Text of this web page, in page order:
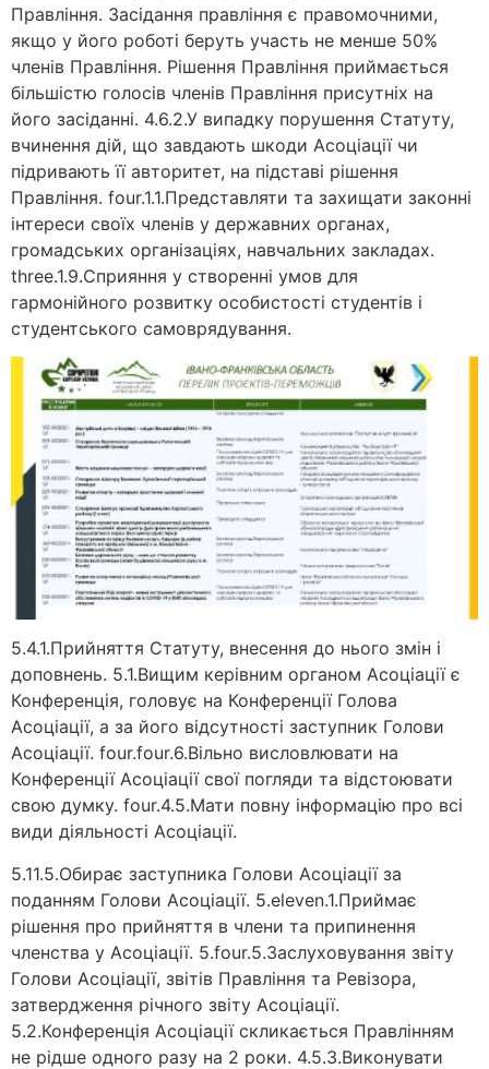
Правління. Засідання правління є правомочними,
якщо у його роботі беруть участь не менше 50%
членів Правління. Рішення Правління приймається
більшістю голосів членів Правління присутніх на
його засіданні. 4.6.2.У випадку порушення Статуту,
вчинення дій, що завдають шкоди Асоціації чи
підривають її авторитет, на підставі рішення
Правління. four.1.1.Представляти та захищати законні
інтереси своїх членів у державних органах,
громадських організаціях, навчальних закладах.
three.1.9.Сприяння у створенні умов для
гармонійного розвитку особистості студентів і
студентського самоврядування.
5.4.1.Прийняття Статуту, внесення до нього змін і
доповнень. 5.1.Вищим керівним органом Асоціації є
Конференція, головує на Конференції Голова
Асоціації, а за його відсутності заступник Голови
Асоціації. four.four.6.Вільно висловлювати на
Конференції Асоціації свої погляди та відстоювати
свою думку. four.4.5.Мати повну інформацію про всі
види діяльності Асоціації.
5.11.5.Обирає заступника Голови Асоціації за
поданням Голови Асоціації. 5.eleven.1.Приймає
рішення про прийняття в члени та припинення
членства у Асоціації. 5.four.5.Заслуховування звіту
Голови Асоціації, звітів Правління та Ревізора,
затвердження річного звіту Асоціації.
5.2.Конференція Асоціації скликається Правлінням
не рідше одного разу на 2 роки. 4.5.3.Виконувати